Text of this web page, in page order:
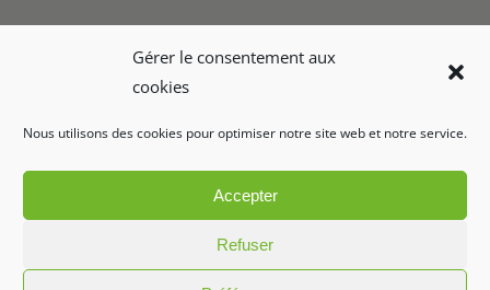
Gérer le consentement aux
cookies
Nous utilisons des cookies pour optimiser notre site web et notre service.
Accepter
Refuser
Formulaire de Contact